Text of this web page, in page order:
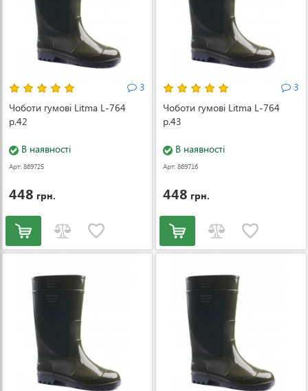
3
Чоботи гумові Litma L-764
р.42
В наявності
Арт: 869725
448 грн.
3
Чоботи гумові Litma L-764
р.43
В наявності
Арт: 869716
448 грн.